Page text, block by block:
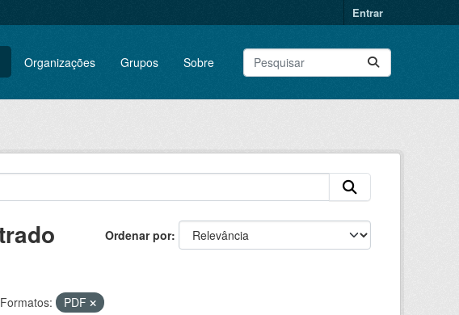
Entrar
Organizações Grupos Sobre
Ordenar por
Formatos: PDF